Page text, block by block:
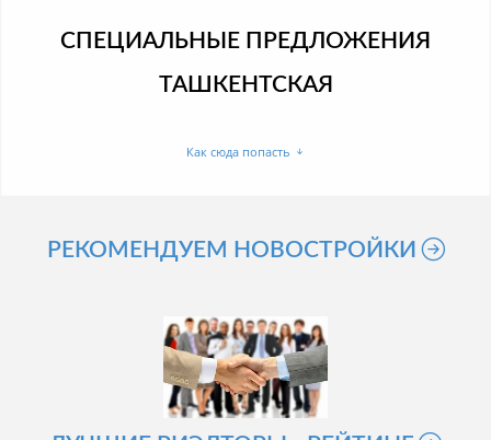
СПЕЦИАЛЬНЫЕ ПРЕДЛОЖЕНИЯ
ТАШКЕНТСКАЯ
Как сюда попасть
РЕКОМЕНДУЕМ НОВОСТРОЙКИ